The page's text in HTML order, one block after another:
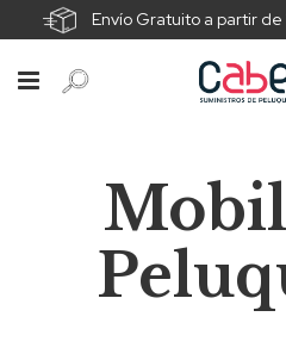
Envío Gratuito a partir